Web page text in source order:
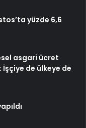
yüzde 6,6
asgari ücret
İşçiye de ülkeye de